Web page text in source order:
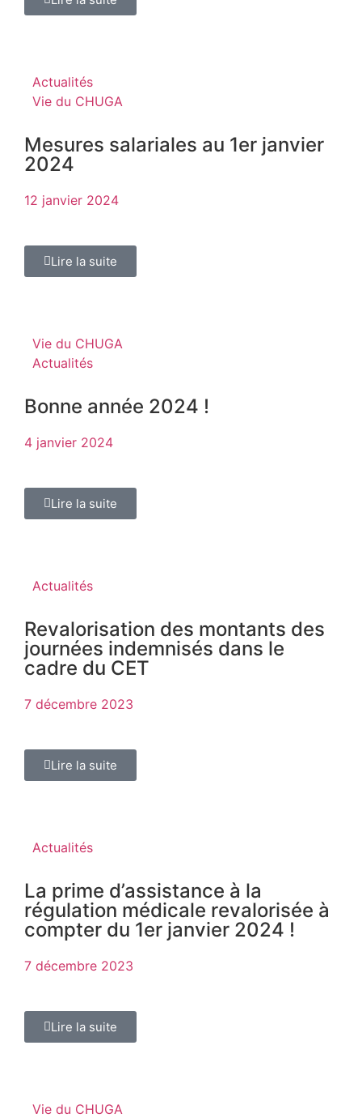
Actualités
Vie du CHUGA
Mesures salariales au 1er janvier
2024
12 janvier 2024
Lire la suite
Vie du CHUGA
Actualités
Bonne année 2024 !
4 janvier 2024
Lire la suite
Actualités
Revalorisation des montants des
journées indemnisés dans le
cadre du CET
7 décembre 2023
Lire la suite
Actualités
La prime d’assistance à la
régulation médicale revalorisée à
compter du 1er janvier 2024 !
7 décembre 2023
Lire la suite
Vie du CHUGA